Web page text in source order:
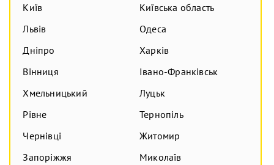
Київ
Київська область
Львів
Одеса
Дніпро
Харків
Вінниця
Івано-Франківськ
Хмельницький
Луцьк
Рівне
Тернопіль
Чернівці
Житомир
Запоріжжя
Миколаїв